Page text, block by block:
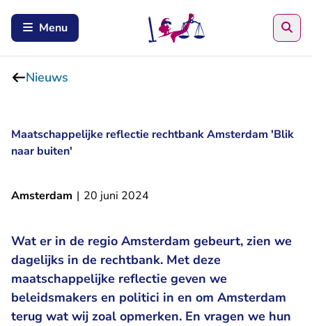
Menu
Nieuws
Maatschappelijke reflectie rechtbank Amsterdam 'Blik
naar buiten'
Amsterdam | 20 juni 2024
Wat er in de regio Amsterdam gebeurt, zien we
dagelijks in de rechtbank. Met deze
maatschappelijke reflectie geven we
beleidsmakers en politici in en om Amsterdam
terug wat wij zoal opmerken. En vragen we hun